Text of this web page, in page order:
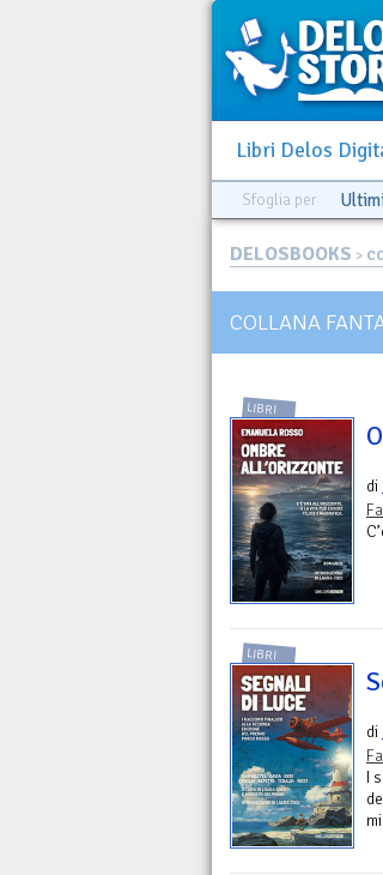
Libri Delos
Sfoglia per
DELOSBOOKS >
COLLANA
LIBRI
di
LIBRI
di
I